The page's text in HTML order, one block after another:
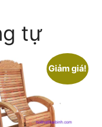
tự
Giảm giá!